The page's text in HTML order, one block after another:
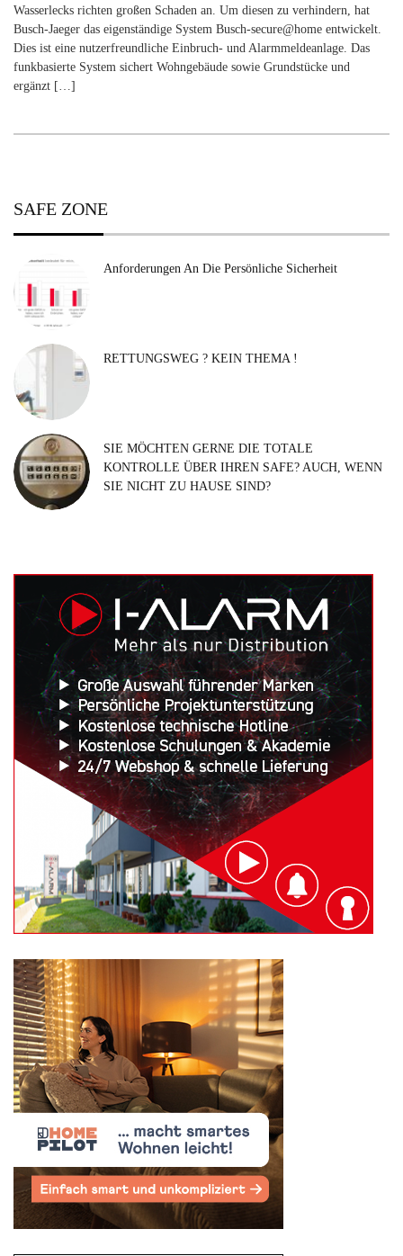
Wasserlecks richten großen Schaden an. Um diesen zu verhindern, hat
Busch-Jaeger das eigenständige System Busch-secure@home entwickelt.
Dies ist eine nutzerfreundliche Einbruch- und Alarmmeldeanlage. Das
funkbasierte System sichert Wohngebäude sowie Grundstücke und
ergänzt […]
SAFE ZONE
Anforderungen An Die Persönliche Sicherheit
RETTUNGSWEG ? KEIN THEMA !
SIE MÖCHTEN GERNE DIE TOTALE
KONTROLLE ÜBER IHREN SAFE? AUCH, WENN
SIE NICHT ZU HAUSE SIND?